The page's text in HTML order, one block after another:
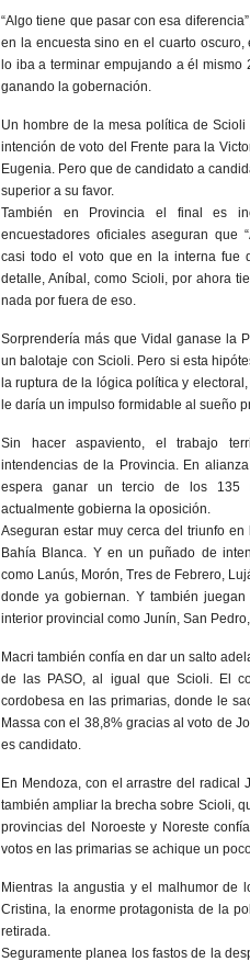
“Algo tiene que pasar con esa
en la encuesta sino en el cuarto
lo iba a terminar empujando a él
ganando la gobernación.
Un hombre de la mesa política de
intención de voto del Frente para la
Eugenia. Pero que de candidato a
superior a su favor.
También en Provincia el final es
encuestadores oficiales aseguran que
casi todo el voto que en la interna fue
detalle, Aníbal, como Scioli, por ahora
nada por fuera de eso.
Sorprendería más que Vidal ganase la
un balotaje con Scioli. Pero si esta
la ruptura de la lógica política y
le daría un impulso formidable al sueño
Sin hacer aspaviento, el trabajo
intendencias de la Provincia. En
espera ganar un tercio de los 135
actualmente gobierna la oposición.
Aseguran estar muy cerca del triunfo
Bahía Blanca. Y en un puñado de
como Lanús, Morón, Tres de Febrero,
donde ya gobiernan. Y también
interior provincial como Junín, San
Macri también confía en dar un salto
de las PASO, al igual que Scioli. El
cordobesa en las primarias, donde le
Massa con el 38,8% gracias al voto de
es candidato.
En Mendoza, con el arrastre del radical
también ampliar la brecha sobre Scioli,
provincias del Noroeste y Noreste
votos en las primarias se achique un
Mientras la angustia y el malhumor de
Cristina, la enorme protagonista de la
retirada.
Seguramente planea los fastos de la